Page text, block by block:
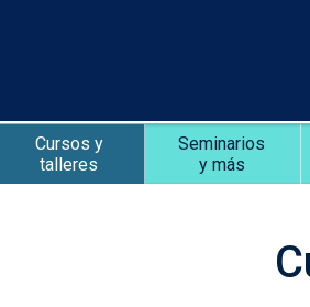
Cursos y
talleres
Seminarios
y más